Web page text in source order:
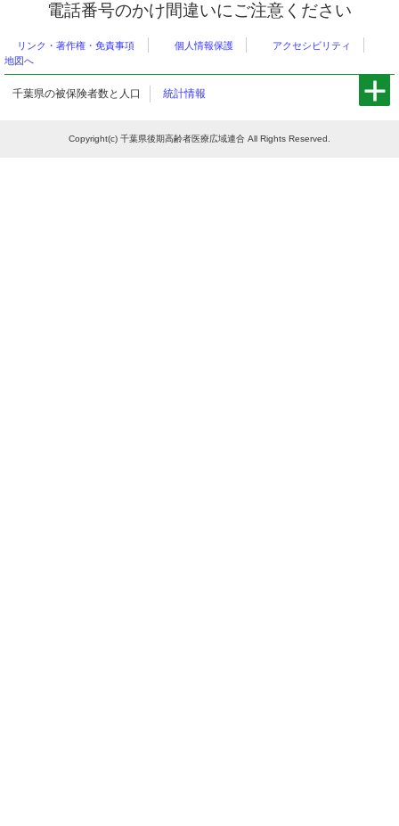
電話番号のかけ間違いにご注意ください
リンク・著作権・免責事項 個人情報保護
アクセシビリティ
地図へ
千葉県の被保険者数と人口 統計情報
Copyright(c) 千葉県後期高齢者医療広域連合 All Rights Reserved.